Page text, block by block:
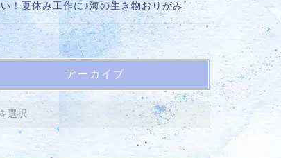
い！夏休み工作に♪海の生き物おりがみ
アーカイブ